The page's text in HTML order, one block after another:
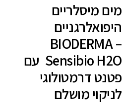
מים מיסלריים
היפואלרגניים
BIODERMA –
Sensibio H2O עם
פטנט דרמטולוגי
לניקוי מושלם